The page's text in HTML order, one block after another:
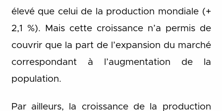
élevé que celui de la production mondiale (+
2,1 %). Mais cette croissance n’a permis de
couvrir que la part de l’expansion du marché
correspondant à l’augmentation de la
population.
Par ailleurs, la croissance de la production